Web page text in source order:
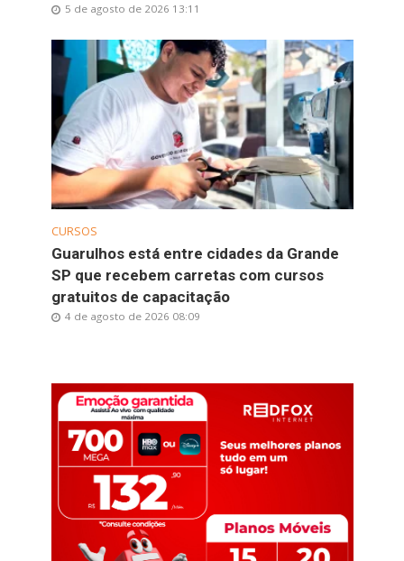
5 de agosto de 2026 13:11
CURSOS
Guarulhos está entre cidades da Grande
SP que recebem carretas com cursos
gratuitos de capacitação
4 de agosto de 2026 08:09